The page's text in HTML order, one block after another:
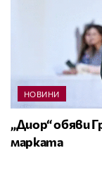
НОВИНИ
„Диор“ обяви
марката